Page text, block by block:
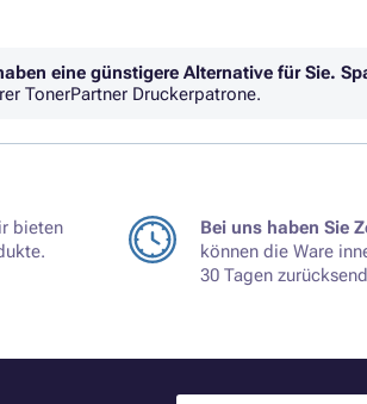
eine günstigere Alternative für Sie.
TonerPartner Druckerpatrone.
bieten
Bei uns haben Sie
können die Ware
30 Tagen